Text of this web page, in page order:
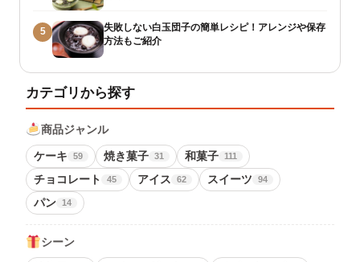
5
失敗しない白玉団子の簡単レシピ！アレンジや保存
方法もご紹介
カテゴリから探す
商品ジャンル
ケーキ 59 焼き菓子 31 和菓子 111
チョコレート 45 アイス 62 スイーツ 94
パン 14
シーン